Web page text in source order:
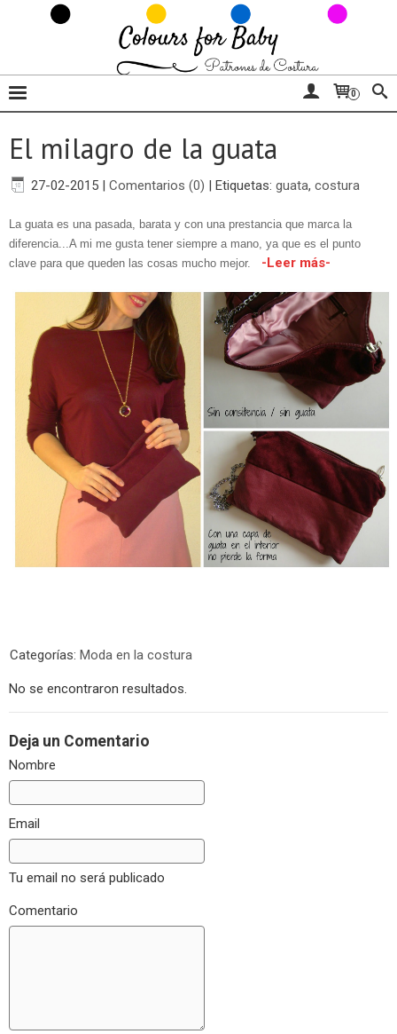
0
El milagro de la guata
27-02-2015 | Comentarios (0) | Etiquetas: guata, costura
La guata es una pasada, barata y con una prestancia que marca la
diferencia...A mi me gusta tener siempre a mano, ya que es el punto
clave para que queden las cosas mucho mejor.
-Leer más-
Categorías: Moda en la costura
No se encontraron resultados.
Deja un Comentario
Nombre
Email
Tu email no será publicado
Comentario